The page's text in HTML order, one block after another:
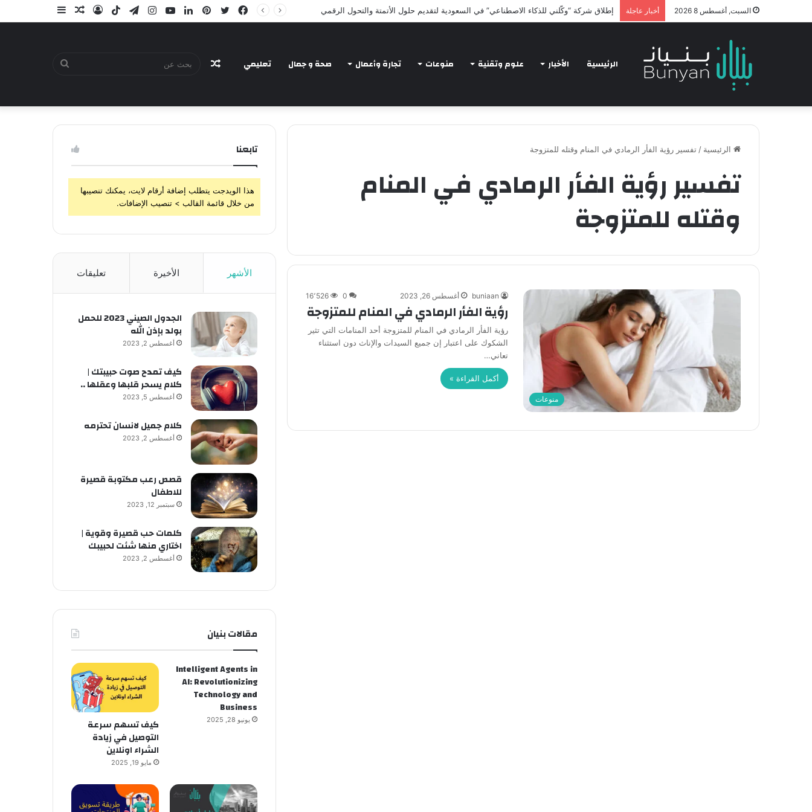
السبت, أغسطس 8 2026 أخبار عاجلة Intelligent Agents in AI: Revolutionizing Technology and Business
إضافةمقالتسجيل
‫TikTok تيلقرام
انستقراميوتيوبلينكدإن
بينتيريستتويتر
فيسبوك
الرئيسية الأخبار علوم وتقنية منوعات تجارة وأعمال صحة و جمال تعليمي بحث مقال
الرئيسية / تفسير رؤية الفأر الرمادي في المنام وقتله للمتزوجة
تفسير رؤية الفأر الرمادي في المنام
وقتله للمتزوجة
منوعات
buniaan أغسطس 26, 2023 0 16٬526
رؤية الفأر الرمادي في المنام للمتزوجة
رؤية الفأر الرمادي في المنام للمتزوجة أحد المنامات التي تثير
الشكوك على اعتبار إن جميع السيدات والإناث دون استثناء
تعاني…
أكمل القراءة »
تابعنا
هذا الويدجت يتطلب إضافة أرقام لايت، يمكنك تنصيبها
من خلال قائمة القالب > تنصيب الإضافات.
الأشهر الأخيرة تعليقات
الجدول الصيني 2023 للحمل
بولد بإذن الله
أغسطس 2, 2023
كيف تمدح صوت حبيبتك |
كلام يسحر قلبها وعقلها ..
أغسطس 5, 2023
كلام جميل لانسان تحترمه
أغسطس 2, 2023
قصص رعب مكتوبة قصيرة
للاطفال
سبتمبر 12, 2023
كلمات حب قصيرة وقوية |
اختاري منها شئت لحبيبك
أغسطس 2, 2023
مقالات بنيان
Intelligent Agents in
AI: Revolutionizing
Technology and
Business
يونيو 28, 2025
كيف تسهم سرعة
التوصيل في زيادة
الشراء اونلاين
مايو 19, 2025